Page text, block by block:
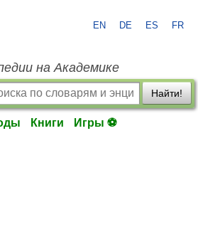
EN DE ES FR
на Академике
Найти!
Книги Игры ⚽